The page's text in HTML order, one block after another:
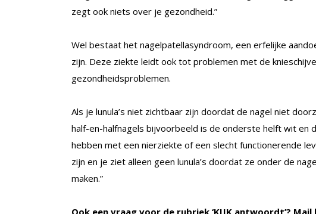
zegt ook niets over je gezondheid.”
Wel bestaat het nagelpatellasyndroom, een erfelijke
zijn. Deze ziekte leidt ook tot problemen met de
gezondheidsproblemen.
Als je lunula’s niet zichtbaar zijn doordat de nagel niet
half-en-halfnagels bijvoorbeeld is de onderste helft wit en
hebben met een nierziekte of een slecht functionerende
zijn en je ziet alleen geen lunula’s doordat ze onder de
maken.”
Ook een vraag voor de rubriek ‘KIJK antwoordt’? Mail